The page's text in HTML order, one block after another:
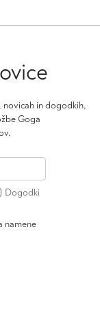
novicah in dogodkih,
Goga
Dogodki
namene